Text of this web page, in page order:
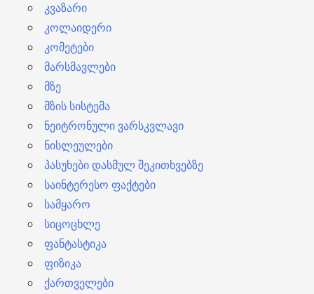
კვაზარი
კოლაიდერი
კომეტები
მარსმავლები
მზე
მზის სისტემა
ნეიტრონული ვარსკვლავი
ნისლეულები
პასუხები დასმულ შეკითხვებზე
საინტერესო ფაქტები
სამყარო
სიცოცხლე
ფანტასტიკა
ფიზიკა
ქართველები